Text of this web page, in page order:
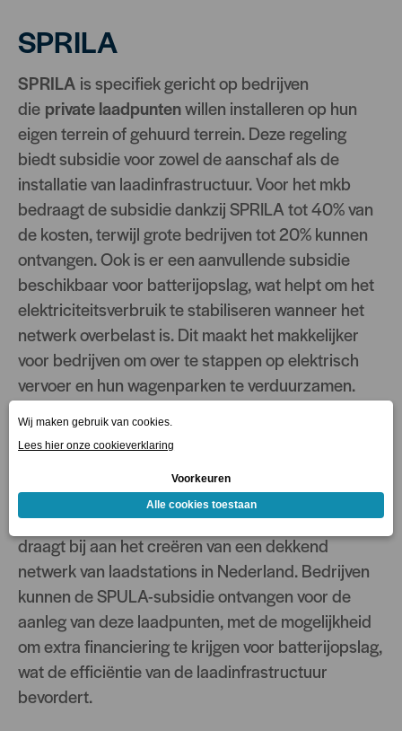
SPRILA
SPRILA is specifiek gericht op bedrijven
die private laadpuntenwillen installeren op hun
eigen terrein of gehuurd terrein. Deze regeling
biedt subsidie voor zowel de aanschaf als de
installatie van laadinfrastructuur. Voor het mkb
bedraagt de subsidie dankzij SPRILA tot 40% van
de kosten, terwijl grote bedrijven tot 20% kunnen
ontvangen. Ook is er een aanvullende subsidie
beschikbaar voor batterijopslag, wat helpt om het
elektriciteitsverbruik te stabiliseren wanneer het
netwerk overbelast is. Dit maakt het makkelijker
voor bedrijven om over te stappen op elektrisch
vervoer en hun wagenparken te verduurzamen.
SPULA
richt zich op
toegankelijke laadpuntenvoor zwaar vervoer,
zoals elektrische vrachtwagens en bussen. SPULA
draagt bij aan het creëren van een dekkend
netwerk van laadstations in Nederland. Bedrijven
kunnen de SPULA-subsidie ontvangen voor de
aanleg van deze laadpunten, met de mogelijkheid
om extra financiering te krijgen voor batterijopslag,
wat de efficiëntie van de laadinfrastructuur
bevordert.